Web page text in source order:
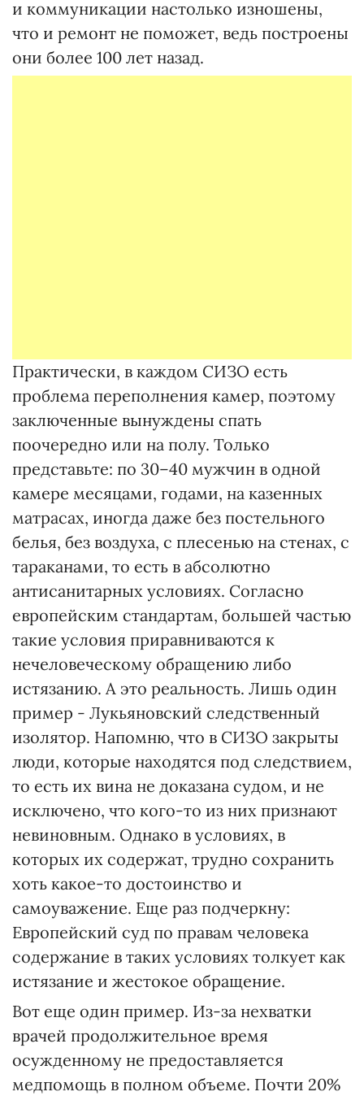
и коммуникации настолько изношены,
что и ремонт не поможет, ведь построены
они более 100 лет назад.
Практически, в каждом СИЗО есть
проблема переполнения камер, поэтому
заключенные вынуждены спать
поочередно или на полу. Только
представьте: по 30–40 мужчин в одной
камере месяцами, годами, на казенных
матрасах, иногда даже без постельного
белья, без воздуха, с плесенью на стенах, с
тараканами, то есть в абсолютно
антисанитарных условиях. Согласно
европейским стандартам, большей частью
такие условия приравниваются к
нечеловеческому обращению либо
истязанию. А это реальность. Лишь один
пример - Лукьяновский следственный
изолятор. Напомню, что в СИЗО закрыты
люди, которые находятся под следствием,
то есть их вина не доказана судом, и не
исключено, что кого-то из них признают
невиновным. Однако в условиях, в
которых их содержат, трудно сохранить
хоть какое-то достоинство и
самоуважение. Еще раз подчеркну:
Европейский суд по правам человека
содержание в таких условиях толкует как
истязание и жестокое обращение.
Вот еще один пример. Из-за нехватки
врачей продолжительное время
осужденному не предоставляется
медпомощь в полном объеме. Почти 20%